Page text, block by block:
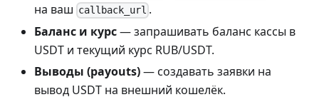
на ваш callback_url .
Баланс и курс— запрашивать баланс кассы в
USDT и текущий курс RUB/USDT.
Выводы (payouts)— создавать заявки на
вывод USDT на внешний кошелёк.